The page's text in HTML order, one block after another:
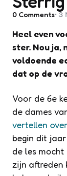
0 Comments 3
Heel even
ster. Nou ja,
voldoende
dat op de
Voor de 6e
de dames
vertellen
begin dit
de les
zijn aftreden